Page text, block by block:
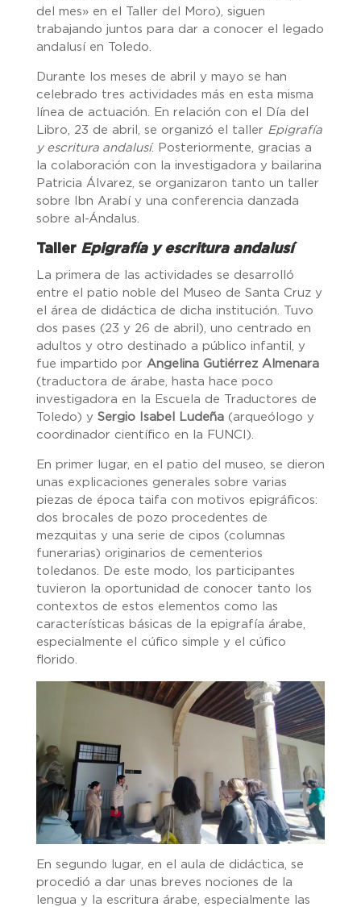
del mes» en el Taller del Moro), siguen
trabajando juntos para dar a conocer el legado
andalusí en Toledo.
Durante los meses de abril y mayo se han
celebrado tres actividades más en esta misma
línea de actuación. En relación con el Día del
Libro, 23 de abril, se organizó el taller Epigrafía
y escritura andalusí. Posteriormente, gracias a
la colaboración con la investigadora y bailarina
Patricia Álvarez, se organizaron tanto un taller
sobre Ibn Arabí y una conferencia danzada
sobre al-Ándalus.
Taller Epigrafía y escritura andalusí
La primera de las actividades se desarrolló
entre el patio noble del Museo de Santa Cruz y
el área de didáctica de dicha institución. Tuvo
dos pases (23 y 26 de abril), uno centrado en
adultos y otro destinado a público infantil, y
fue impartido por Angelina Gutiérrez Almenara
(traductora de árabe, hasta hace poco
investigadora en la Escuela de Traductores de
Toledo) y Sergio Isabel Ludeña(arqueólogo y
coordinador científico en la FUNCI).
En primer lugar, en el patio del museo, se dieron
unas explicaciones generales sobre varias
piezas de época taifa con motivos epigráficos:
dos brocales de pozo procedentes de
mezquitas y una serie de cipos (columnas
funerarias) originarios de cementerios
toledanos. De este modo, los participantes
tuvieron la oportunidad de conocer tanto los
contextos de estos elementos como las
características básicas de la epigrafía árabe,
especialmente el cúfico simple y el cúfico
florido.
En segundo lugar, en el aula de didáctica, se
procedió a dar unas breves nociones de la
lengua y la escritura árabe, especialmente las